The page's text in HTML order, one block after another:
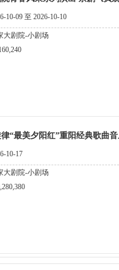
10-09 至 2026-10-10
大剧院-小剧场
“最美夕阳红”重阳经典歌曲
10-17
大剧院-小剧场